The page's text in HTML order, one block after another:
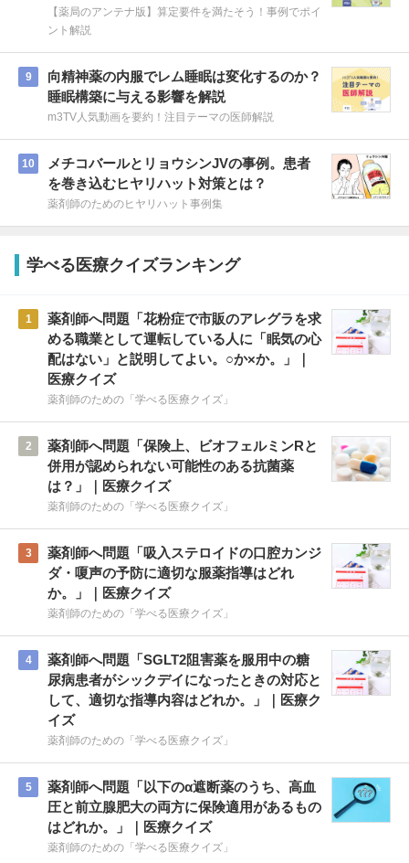
【薬局のアンテナ版】算定要件を満たそう！事例でポイ
ント解説
9
向精神薬の内服でレム睡眠は変化するのか？
睡眠構築に与える影響を解説
m3TV人気動画を要約！注目テーマの医師解説
10
メチコバールとリョウシンJVの事例。患者
を巻き込むヒヤリハット対策とは？
薬剤師のためのヒヤリハット事例集
学べる医療クイズランキング
1
薬剤師へ問題「花粉症で市販のアレグラを求
める職業として運転している人に「眠気の心
配はない」と説明してよい。○か×か。」｜
医療クイズ
薬剤師のための「学べる医療クイズ」
2
薬剤師へ問題「保険上、ビオフェルミンRと
併用が認められない可能性のある抗菌薬
は？」｜医療クイズ
薬剤師のための「学べる医療クイズ」
3
薬剤師へ問題「吸入ステロイドの口腔カンジ
ダ・嗄声の予防に適切な服薬指導はどれ
か。」｜医療クイズ
薬剤師のための「学べる医療クイズ」
4
薬剤師へ問題「SGLT2阻害薬を服用中の糖
尿病患者がシックデイになったときの対応と
して、適切な指導内容はどれか。」｜医療ク
イズ
薬剤師のための「学べる医療クイズ」
5
薬剤師へ問題「以下のα遮断薬のうち、高血
圧と前立腺肥大の両方に保険適用があるもの
はどれか。」｜医療クイズ
薬剤師のための「学べる医療クイズ」